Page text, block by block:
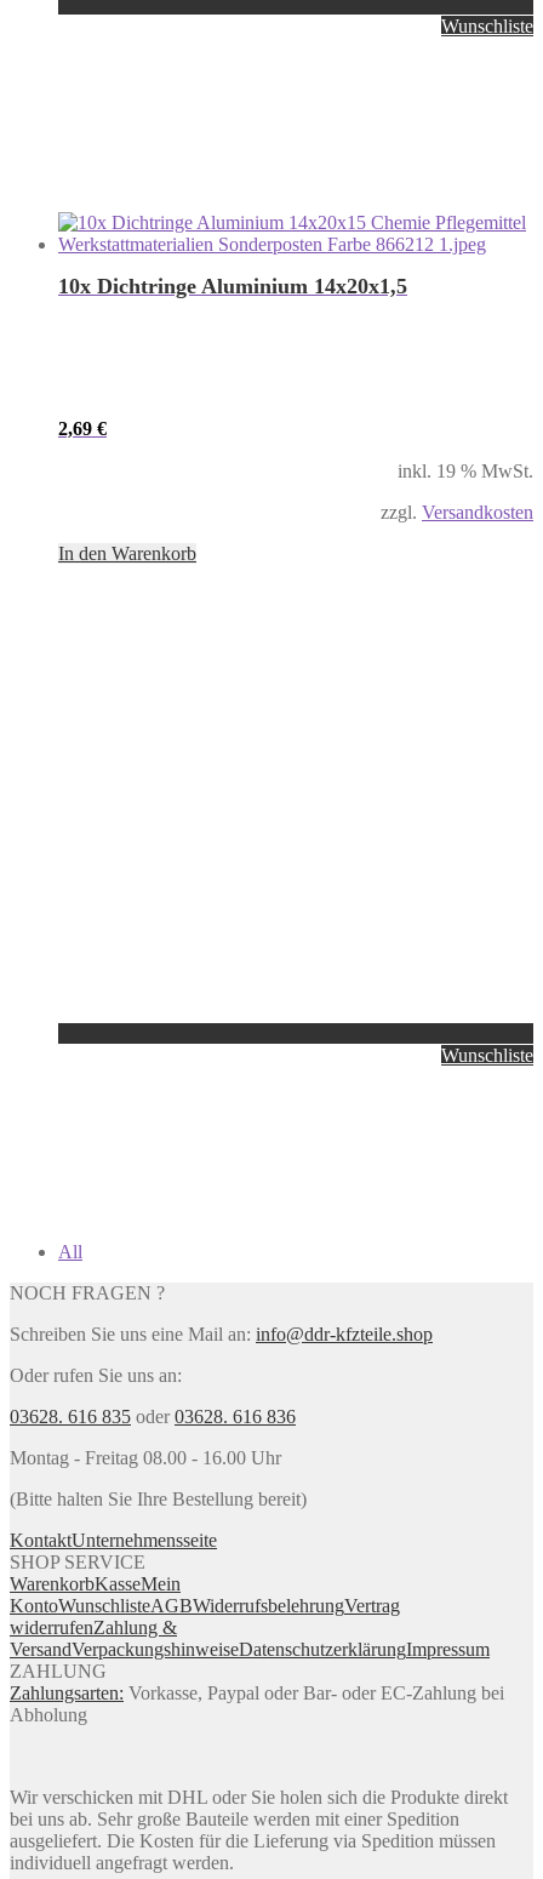
Wunschliste
10x Dichtringe Aluminium 14x20x1,5
2,69 €
inkl. 19 % MwSt.
zzgl. Versandkosten
In den Warenkorb
Wunschliste
All
NOCH FRAGEN ?
Schreiben Sie uns eine Mail an: info@ddr-kfzteile.shop
Oder rufen Sie uns an:
03628. 616 835 oder03628. 616 836
Montag - Freitag 08.00 - 16.00 Uhr
(Bitte halten Sie Ihre Bestellung bereit)
KontaktUnternehmensseite
SHOP SERVICE
WarenkorbKasseMein
KontoWunschlisteAGBWiderrufsbelehrungVertrag
widerrufenZahlung &
VersandVerpackungshinweiseDatenschutzerklärungImpressum
ZAHLUNG
Zahlungsarten: Vorkasse, Paypal oder Bar- oder EC-Zahlung bei
Abholung
Wir verschicken mit DHL oder Sie holen sich die Produkte direkt
bei uns ab. Sehr große Bauteile werden mit einer Spedition
ausgeliefert. Die Kosten für die Lieferung via Spedition müssen
individuell angefragt werden.